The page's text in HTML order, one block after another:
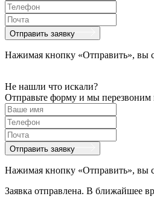
Отправить заявку
Нажимая кнопку «Отправить», вы
Не нашли что искали?
Отправьте форму и мы перезвоним
Отправить заявку
Нажимая кнопку «Отправить», вы
Заявка отправлена. В ближайшее